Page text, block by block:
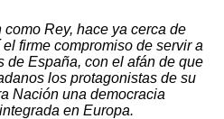
Rey, hace ya cerca de
firme compromiso de servir a
de España, con el afán de que
los protagonistas de su
Nación una democracia
en Europa.